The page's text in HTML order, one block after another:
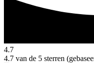
4.7
4.7 van de 5 sterren